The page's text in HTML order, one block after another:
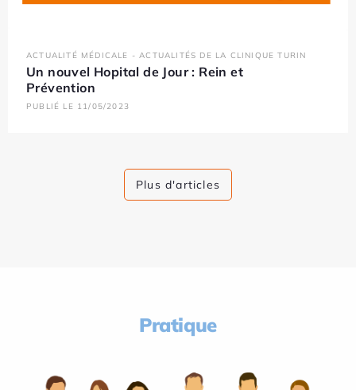
ACTUALITÉ MÉDICALE - ACTUALITÉS DE LA CLINIQUE TURIN
Un nouvel Hopital de Jour : Rein et
Prévention
PUBLIÉ LE 11/05/2023
Plus d'articles
Pratique